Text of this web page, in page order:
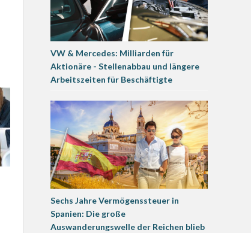
VW & Mercedes: Milliarden für
Aktionäre - Stellenabbau und längere
Arbeitszeiten für Beschäftigte
Sechs Jahre Vermögenssteuer in
Spanien: Die große
Auswanderungswelle der Reichen blieb